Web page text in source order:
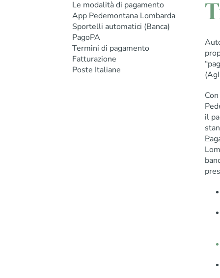
Le modalità di pagamento
App Pedemontana Lombarda
Sportelli automatici (Banca)
PagoPA
Termini di pagamento
Fatturazione
Poste Italiane
il